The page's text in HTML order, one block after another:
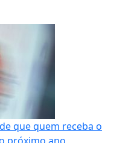
que quem receba o